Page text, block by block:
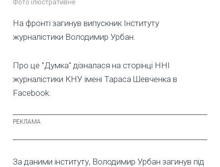
Фото ілюстративне
На фронті загинув випускник Інституту
журналістики Володимир Урбан.
Про це "Думка" дізналася на сторінці ННІ
журналістики КНУ імені Тараса Шевченка в
Facebook.
За даними інституту, Володимир Урбан загинув під